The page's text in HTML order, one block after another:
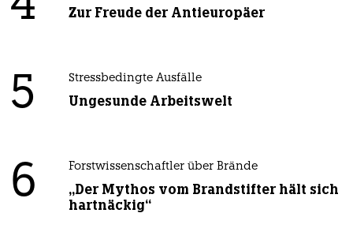
Zur Freude der Antieuropäer
5 Stressbedingte Ausfälle
Ungesunde Arbeitswelt
6 Forstwissenschaftler über Brände
„Der Mythos vom Brandstifter hält sich
hartnäckig“